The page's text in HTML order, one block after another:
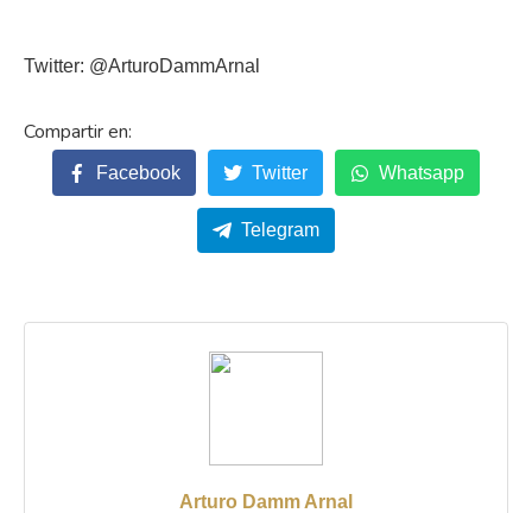
Twitter: @ArturoDammArnal
Facebook Twitter Whatsapp
Telegram
Arturo Damm Arnal